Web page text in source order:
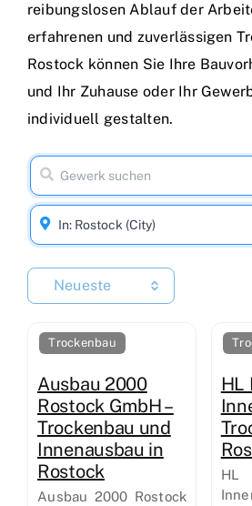
reibungslosen Ablauf der
erfahrenen und zuverlässigen
Rostock können Sie Ihre
und Ihr Zuhause oder Ihr
individuell gestalten.
Neueste
Trockenbau
Ausbau 2000
Rostock GmbH –
Trockenbau und
Innenausbau in
Rostock
Ausbau 2000 Rostock
HL